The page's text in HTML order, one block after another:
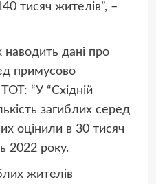
тисяч жителів”, –
наводить дані про
примусово
“У “Східній
загиблих серед
оцінили в 30 тисяч
2022 року.
жителів